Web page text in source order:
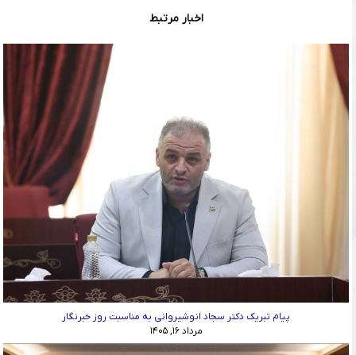
اخبار مرتبط
پیام تبریک دکتر سجاد انوشیروانی به مناسبت روز خبرنگار
مرداد ۱۶, ۱۴۰۵